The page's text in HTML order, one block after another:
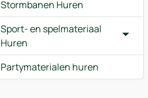
Stormbanen Huren
Sport- en spelmateriaal
Huren
Partymaterialen huren